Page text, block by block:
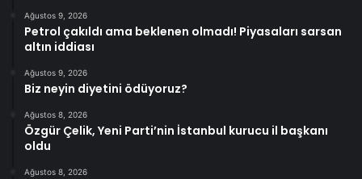
Ağustos 9, 2026
Petrol çakıldı ama beklenen olmadı! Piyasaları sarsan
altın iddiası
Ağustos 9, 2026
Biz neyin diyetini ödüyoruz?
Ağustos 8, 2026
Özgür Çelik, Yeni Parti’nin İstanbul kurucu il başkanı
oldu
Ağustos 8, 2026